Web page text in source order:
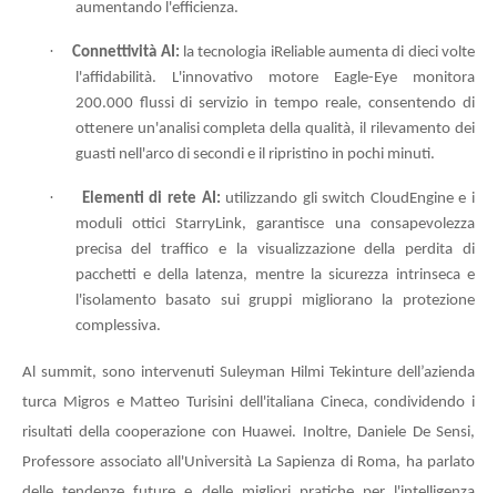
aumentando l'efficienza.
· Connettività AI: la tecnologia iReliable aumenta di dieci volte
l'affidabilità. L'innovativo motore Eagle-Eye monitora
200.000 flussi di servizio in tempo reale, consentendo di
ottenere un'analisi completa della qualità, il rilevamento dei
guasti nell'arco di secondi e il ripristino in pochi minuti.
· Elementi di rete AI: utilizzando gli switch CloudEngine e i
moduli ottici StarryLink, garantisce una consapevolezza
precisa del traffico e la visualizzazione della perdita di
pacchetti e della latenza, mentre la sicurezza intrinseca e
l'isolamento basato sui gruppi migliorano la protezione
complessiva.
Al summit, sono intervenuti Suleyman Hilmi Tekinture dell’azienda
turca Migros e Matteo Turisini dell'italiana Cineca, condividendo i
risultati della cooperazione con Huawei. Inoltre, Daniele De Sensi,
Professore associato all'Università La Sapienza di Roma, ha parlato